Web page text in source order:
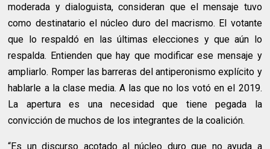
moderada y dialoguista, consideran que el mensaje tuvo
como destinatario el núcleo duro del macrismo. El votante
que lo respaldó en las últimas elecciones y que aún lo
respalda. Entienden que hay que modificar ese mensaje y
ampliarlo. Romper las barreras del antiperonismo explícito y
hablarle a la clase media. A las que no los votó en el 2019.
La apertura es una necesidad que tiene pegada la
convicción de muchos de los integrantes de la coalición.
“Es un discurso acotado al núcleo duro que no ayuda a